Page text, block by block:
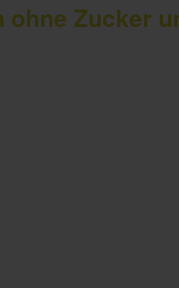
Zucker